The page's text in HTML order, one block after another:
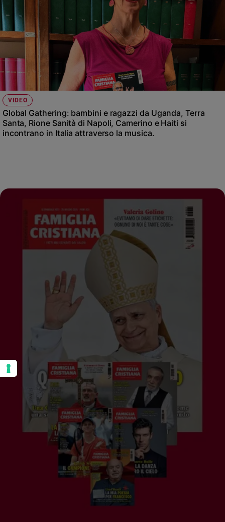
VIDEO
Global Gathering: bambini e ragazzi da Uganda, Terra
Santa, Rione Sanità di Napoli, Camerino e Haiti si
incontrano in Italia attraverso la musica.